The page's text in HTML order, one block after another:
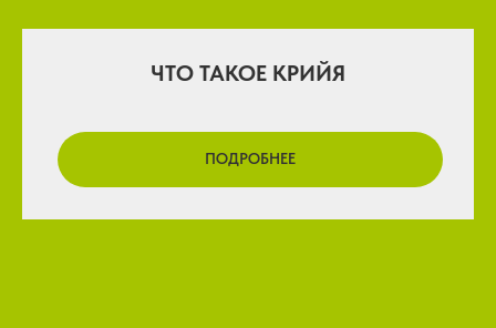
ЧТО ТАКОЕ КРИЙЯ
ПОДРОБНЕЕ